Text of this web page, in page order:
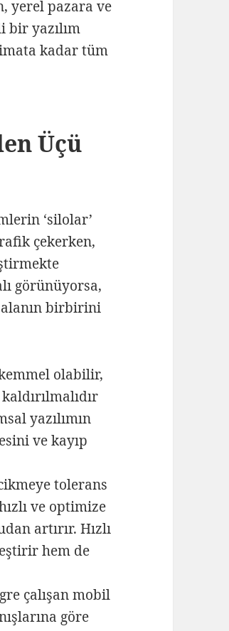
yerel pazara ve
bir yazılım
kadar tüm
Üçü
‘silolar’
çekerken,
görünüyorsa,
alanın birbirini
olabilir,
yazılımın
ve kayıp
tolerans
ve optimize
artırır. Hızlı
hem de
çalışan mobil
göre